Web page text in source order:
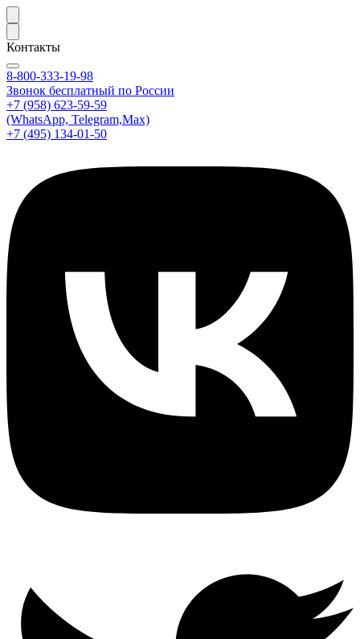
Контакты
8-800-333-19-98
Звонок бесплатный по России
+7 (958) 623-59-59
(WhatsApp, Telegram,Max)
+7 (495) 134-01-50